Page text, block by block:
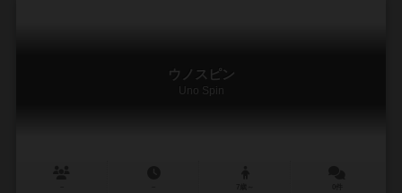
ウノスピン
Uno Spin